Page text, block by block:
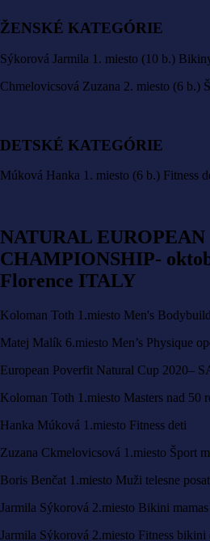
ŽENSKÉ KATEGÓRIE
Sýkorová Jarmila 1. miesto (10 b.)
Chmelovicsová Zuzana 2. miesto (6 b.)
DETSKÉ KATEGÓRIE
Múková Hanka 1. miesto (6 b.) Fitness
NATURAL EUROPEAN
CHAMPIONSHIP-
Florence ITALY
Koloman Toth 1.miesto Men's
Matej Malík 6.miesto Men’s Physique
European Poverfit Natural Cup 2020–
Koloman Toth 1.miesto Masters nad 50
Hanka Múková 1.miesto Fitness deti
Zuzana Ckmelovicsová 1.miesto Šport
Boris Benčat 1.miesto Muži telesne
Jarmila Sýkorová 2.miesto Bikini mamas
Jarmila Sýkorová 2.miesto Fitness bikini